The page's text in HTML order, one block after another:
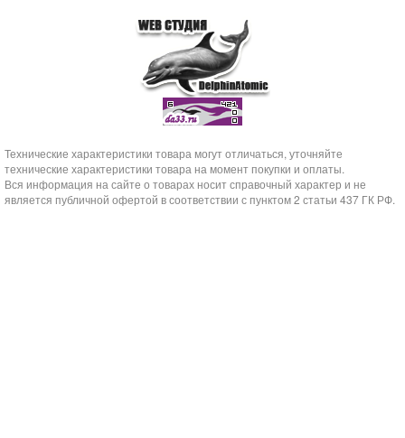
Технические характеристики товара могут отличаться, уточняйте
технические характеристики товара на момент покупки и оплаты.
Вся информация на сайте о товарах носит справочный характер и не
является публичной офертой в соответствии с пунктом 2 статьи 437 ГК РФ.